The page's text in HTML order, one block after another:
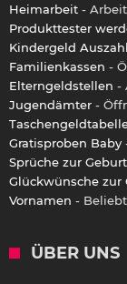
Heimarbeit -
Produkttester
Kindergeld
Familienkassen -
Elterngeldstellen -
Jugendämter -
Gratisproben Baby
Sprüche zur Geburt
Glückwünsche zur
Vornamen -
ÜBER UNS